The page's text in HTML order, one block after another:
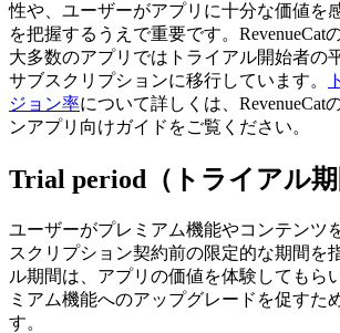
性や、ユーザーがアプリに十分な価値を
を把握するうえで重要です。 RevenueCat
大多数のアプリではトライアル開始者の
サブスクリプションに移行しています。
ジョン率について詳しくは、RevenueCat
ンアプリ向けガイドをご覧ください。
Trial period（トライアル期
ユーザーがプレミアム機能やコンテンツ
スクリプション契約前の限定的な期間を
ル期間は、アプリの価値を体験してもら
ミアム機能へのアップグレードを促すた
す。